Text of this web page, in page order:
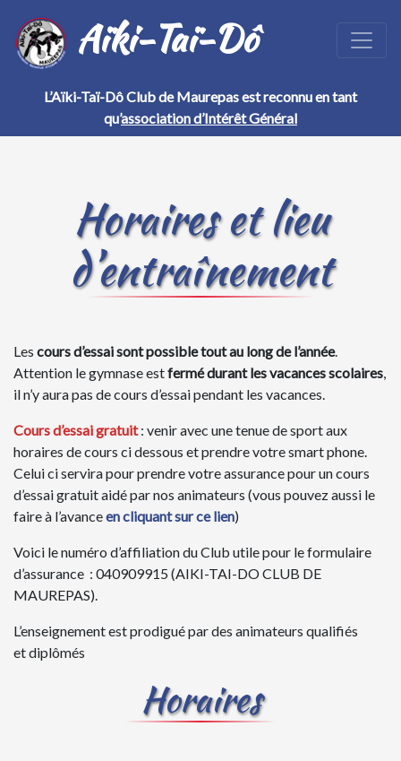
Aïki-Taï-Dô
L’Aïki-Taï-Dô Club de Maurepas est reconnu en tant
qu’association d’Intérêt Général
Horaires et lieu
d’entraînement
Les cours d’essai sont possible tout au long de l’année.
Attention le gymnase estfermé durant les vacances scolaires,
il n’y aura pas de cours d’essai pendant les vacances.
Cours d’essai gratuit : venir avec une tenue de sport aux
horaires de cours ci dessous et prendre votre smart phone.
Celui ci servira pour prendre votre assurance pour un cours
d’essai gratuit aidé par nos animateurs (vous pouvez aussi le
faire à l’avanceen cliquant sur ce lien)
Voici le numéro d’affiliation du Club utile pour le formulaire
d’assurance : 040909915 (AIKI-TAI-DO CLUB DE
MAUREPAS).
L’enseignement est prodigué par des animateurs qualifiés
et diplômés
Horaires